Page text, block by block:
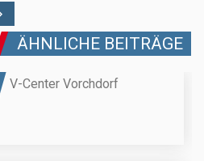
ÄHNLICHE BEITRÄGE
V-Center Vorchdorf